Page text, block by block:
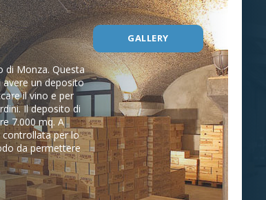
di Monza. Questa
avere un deposito
il vino e per
Il deposito di
7.000 mq. A
controllata per lo
da permettere
GALLERY